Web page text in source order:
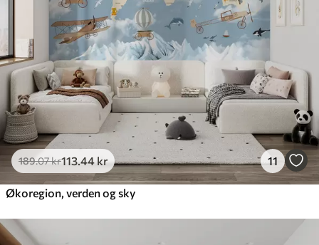
Premium vinyl
516 310 .00 kr/m²
Peel and Stick
666.67 kr /m²
189.07kr113.44 kr 11
Økoregion, verden og sky